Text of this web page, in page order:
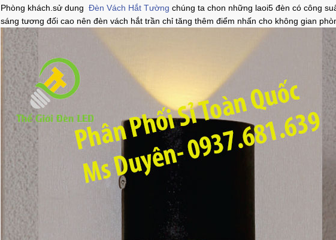
Phòng khách.sử dung Đèn Vách Hắt Tường chúng ta chon những laoi5 đèn có công
sáng tương đối cao nên đèn vách hắt trần chỉ tăng thêm điểm nhấn cho không gian